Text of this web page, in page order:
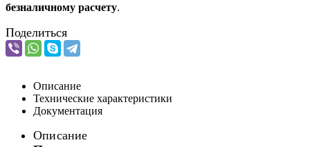
безналичному расчету.
Поделиться
Описание
Технические характеристики
Документация
Описание